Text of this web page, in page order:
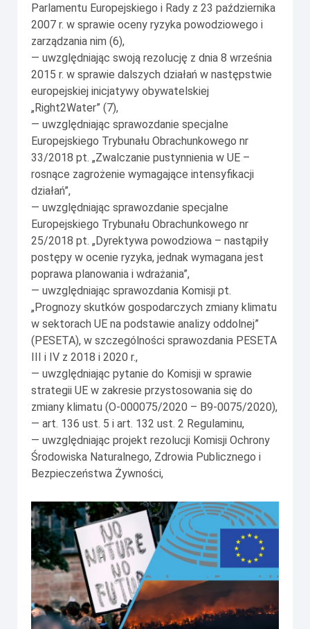
Parlamentu Europejskiego i Rady z 23 października
2007 r. w sprawie oceny ryzyka powodziowego i
zarządzania nim (6),
— uwzględniając swoją rezolucję z dnia 8 września
2015 r. w sprawie dalszych działań w następstwie
europejskiej inicjatywy obywatelskiej
„Right2Water” (7),
— uwzględniając sprawozdanie specjalne
Europejskiego Trybunału Obrachunkowego nr
33/2018 pt. „Zwalczanie pustynnienia w UE –
rosnące zagrożenie wymagające intensyfikacji
działań”,
— uwzględniając sprawozdanie specjalne
Europejskiego Trybunału Obrachunkowego nr
25/2018 pt. „Dyrektywa powodziowa – nastąpiły
postępy w ocenie ryzyka, jednak wymagana jest
poprawa planowania i wdrażania”,
— uwzględniając sprawozdania Komisji pt.
„Prognozy skutków gospodarczych zmiany klimatu
w sektorach UE na podstawie analizy oddolnej”
(PESETA), w szczególności sprawozdania PESETA
III i IV z 2018 i 2020 r.,
— uwzględniając pytanie do Komisji w sprawie
strategii UE w zakresie przystosowania się do
zmiany klimatu (O-000075/2020 – B9-0075/2020),
— art. 136 ust. 5 i art. 132 ust. 2 Regulaminu,
— uwzględniając projekt rezolucji Komisji Ochrony
Środowiska Naturalnego, Zdrowia Publicznego i
Bezpieczeństwa Żywności,